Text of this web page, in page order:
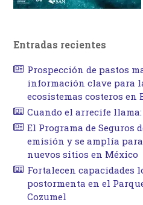
Entradas recientes
Prospección de pastos
información clave para
ecosistemas costeros en
Cuando el arrecife
El Programa de Seguros
emisión y se amplía
nuevos sitios en México
Fortalecen capacidades
postormenta en el
Cozumel